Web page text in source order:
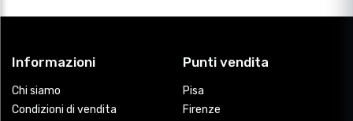
Informazioni
Chi siamo
Condizioni di vendita
Punti vendita
Pisa
Firenze